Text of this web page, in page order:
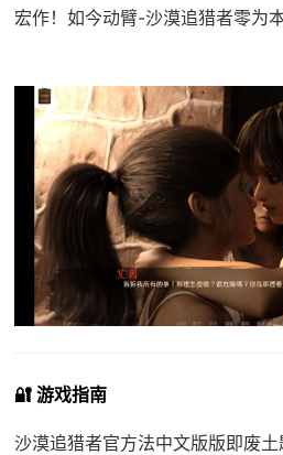
宏作！如今动臂-沙漠追猎者零为
🔐 游戏指南
沙漠追猎者官方法中文版版即废